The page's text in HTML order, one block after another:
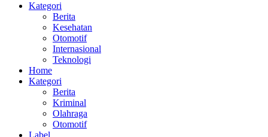
Kategori
Berita
Kesehatan
Otomotif
Internasional
Teknologi
Home
Kategori
Berita
Kriminal
Olahraga
Otomotif
Label